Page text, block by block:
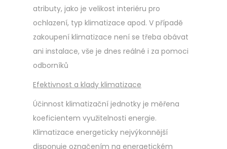
atributy, jako je velikost interiéru pro
ochlazení, typ klimatizace apod. V případě
zakoupení klimatizace není se třeba obávat
ani instalace, vše je dnes reálné i za pomoci
odborníků
Efektivnost a klady klimatizace
Účinnost klimatizační jednotky je měřena
koeficientem využitelnosti energie.
Klimatizace energeticky nejvýkonnější
disponuje označením na energetickém